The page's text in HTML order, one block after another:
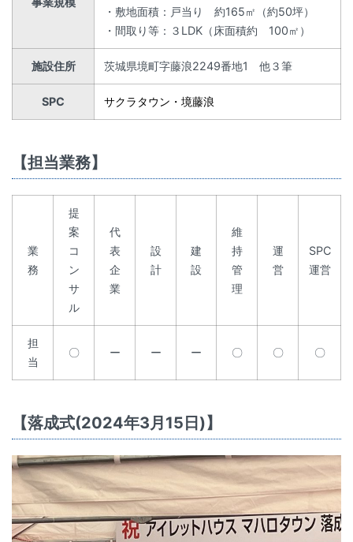
・敷地面積：戸当り 約165㎡（約50坪）
・間取り等：３LDK（床面積約 100㎡）
施設住所 茨城県境町字藤浪2249番地1 他３筆
SPC サクラタウン・境藤浪
【担当業務】
業
務
提
案
コ
ン
サ
ル
代
表
企
業
設
計
建
設
維
持
管
理
運
営
SPC
運営
担
当
〇 ー ー ー 〇 〇 〇
【落成式(2024年3月15日)】